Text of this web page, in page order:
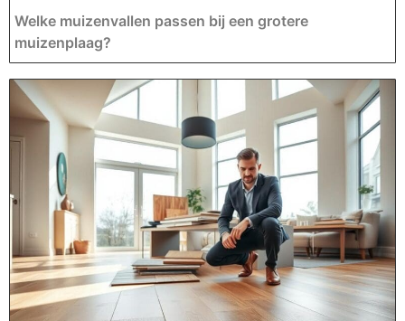
Welke muizenvallen passen bij een grotere
muizenplaag?